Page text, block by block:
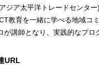
ジア太平洋トレードセンタ
教育を一緒に学べる地域コ
が講師となり、実践的なプロ
URL